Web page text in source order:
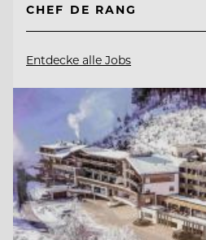
CHEF DE RANG
Entdecke alle Jobs